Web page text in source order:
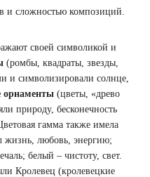
и сложностью композиций.
своей символикой и
(ромбы, квадраты, звезды,
и символизировали солнце,
орнаменты (цветы, «древо
природу, бесконечность
гамма также имела
жизнь, любовь, энергию;
белый – чистоту, свет.
Кролевец (кролевецкие